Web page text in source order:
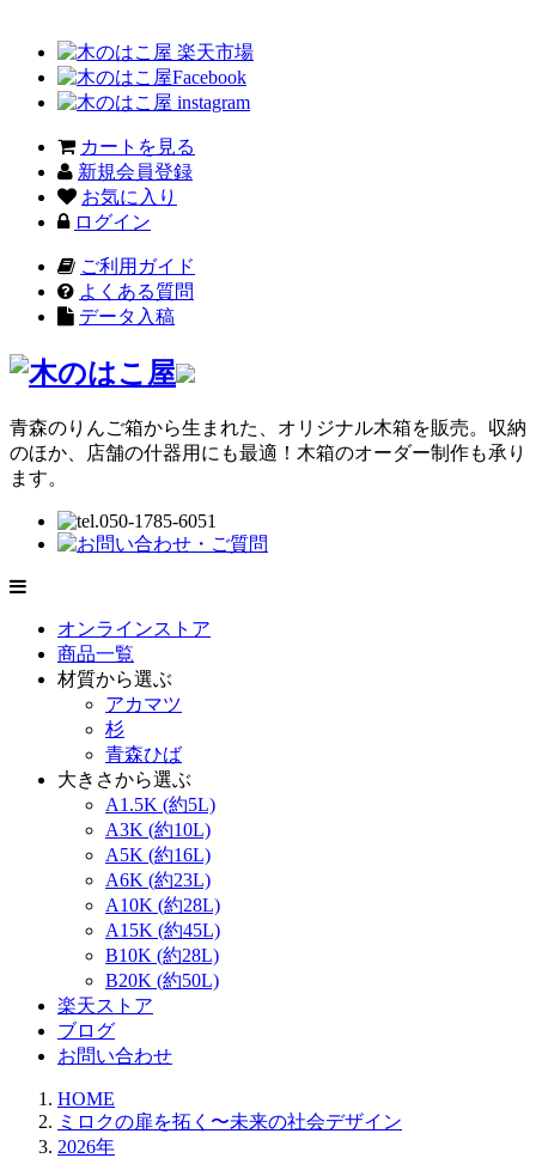
カートを見る
新規会員登録
お気に入り
ログイン
ご利用ガイド
よくある質問
データ入稿
青森のりんご箱から生まれた、オリジナル木箱を販売。収納
のほか、店舗の什器用にも最適！木箱のオーダー制作も承り
ます。
オンラインストア
商品一覧
材質から選ぶ
アカマツ
杉
青森ひば
大きさから選ぶ
A1.5K (約5L)
A3K (約10L)
A5K (約16L)
A6K (約23L)
A10K (約28L)
A15K (約45L)
B10K (約28L)
B20K (約50L)
楽天ストア
ブログ
お問い合わせ
HOME
ミロクの扉を拓く〜未来の社会デザイン
2026年